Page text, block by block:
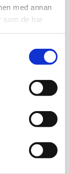
med annan
som de har